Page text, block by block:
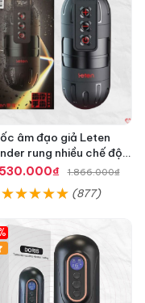
âm đạo giả Leten
rung nhiều chế độ
điều khiển tiện lợi
1.866.000₫
(877)